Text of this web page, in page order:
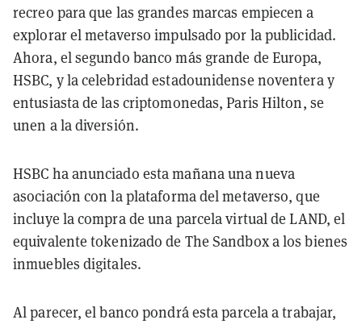
recreo para que las grandes marcas empiecen a
explorar el metaverso impulsado por la publicidad.
Ahora, el segundo banco más grande de Europa,
HSBC, y la celebridad estadounidense noventera y
entusiasta de las criptomonedas, Paris Hilton, se
unen a la diversión.
HSBC ha anunciado esta mañana una nueva
asociación con la plataforma del metaverso, que
incluye la compra de una parcela virtual de LAND, el
equivalente tokenizado de The Sandbox a los bienes
inmuebles digitales.
Al parecer, el banco pondrá esta parcela a trabajar,